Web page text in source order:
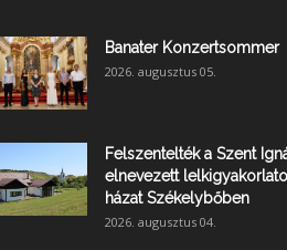
Banater Konzertsommer
2026. augusztus 05.
Felszentelték a Szent
elnevezett
házat Székelybőben
2026. augusztus 04.